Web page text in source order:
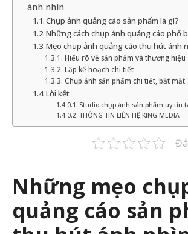
ánh nhìn
Chụp ảnh quảng cáo sản phẩm là gì?
Những cách chụp ảnh quảng cáo phổ
Mẹo chụp ảnh quảng cáo thu hút ánh
Hiểu rõ về sản phẩm và thương hiệu
Lập kế hoạch chi tiết
Chụp ảnh sản phẩm chi tiết, bắt mắt
Lời kết
Studio chụp ảnh sản phẩm uy tín
THÔNG TIN LIÊN HỆ KING MEDIA
Những mẹo
quảng cáo sản